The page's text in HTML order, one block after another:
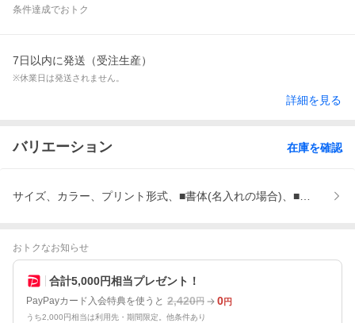
条件達成でおトク
7日以内に発送（受注生産）
※休業日は発送されません。
詳細を見る
バリエーション 在庫を確認
サイズ、カラー、プリント形式、■書体(名入れの場合)、■文字色(
おトクなお知らせ
合計5,000円相当プレゼント！
PayPayカード入会特典を使うと 2,420円 0円
うち2,000円相当は利用先・期間限定。他条件あり